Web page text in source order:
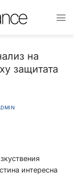
на
защитата
интересна